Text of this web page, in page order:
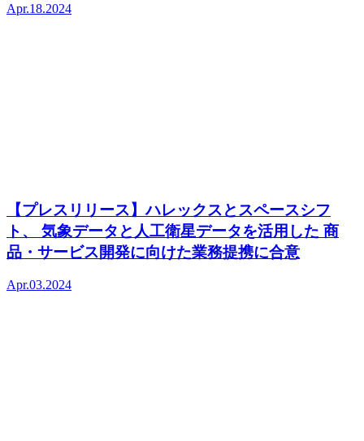
Apr.18.2024
【プレスリリース】ハレックスとスペースシフ
ト、 気象データと人工衛星データを活用した 商
品・サービス開発に向けた業務提携に合意
Apr.03.2024